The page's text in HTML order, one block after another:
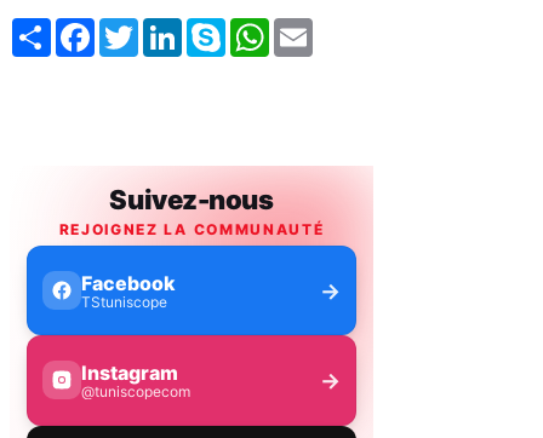
Share FacebookTwitterLinkedInSkype WhatsApp